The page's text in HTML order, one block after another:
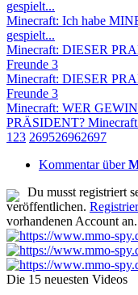
gespielt...
Minecraft: Ich habe
gespielt...
Minecraft: DIESER
Freunde 3
Minecraft: DIESER
Freunde 3
Minecraft: WER
PRÄSIDENT? Minecraft
1 23 269526962697
Kommentar über
Du musst registriert
veröffentlichen.
vorhandenen Account an.
Die 15 neuesten Videos